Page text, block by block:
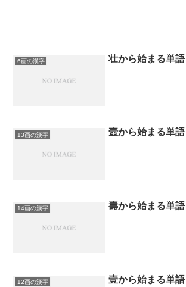
6画の漢字 壮から始まる単語
13画の漢字 壼から始まる単語
14画の漢字 壽から始まる単語
12画の漢字 壹から始まる単語